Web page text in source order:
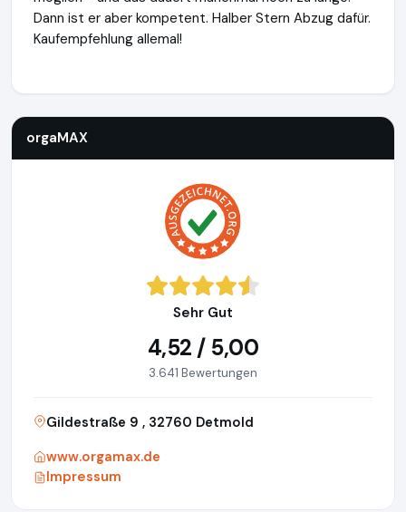
Dann ist er aber kompetent. Halber Stern Abzug dafür.
Kaufempfehlung allemal!
orgaMAX
Sehr Gut
4,52 / 5,00
3.641 Bewertungen
Gildestraße 9 , 32760 Detmold
www.orgamax.de
Impressum